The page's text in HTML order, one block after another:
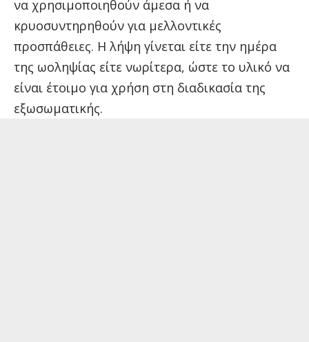
να χρησιμοποιηθούν άμεσα ή να
κρυοσυντηρηθούν για μελλοντικές
προσπάθειες. Η λήψη γίνεται είτε την ημέρα
της ωοληψίας είτε νωρίτερα, ώστε το υλικό να
είναι έτοιμο για χρήση στη διαδικασία της
εξωσωματικής.